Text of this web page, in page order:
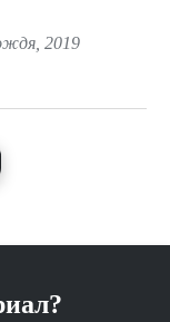
2019